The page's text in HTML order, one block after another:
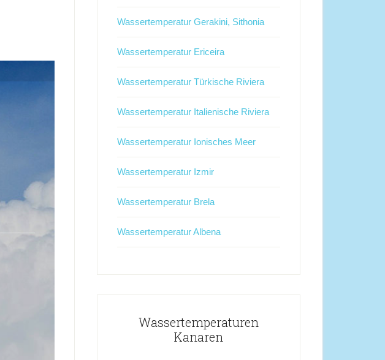
Wassertemperatur Gerakini, Sithonia
Wassertemperatur Ericeira
Wassertemperatur Türkische Riviera
Wassertemperatur Italienische Riviera
Wassertemperatur Ionisches Meer
Wassertemperatur Izmir
Wassertemperatur Brela
Wassertemperatur Albena
Wassertemperaturen
Kanaren